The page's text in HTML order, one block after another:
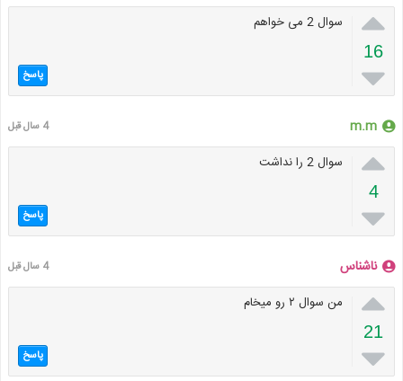

16

سوال 2 می خواهم
پاسخ
m.m 4 سال قبل

4

سوال 2 را نداشت
پاسخ
ناشناس 4 سال قبل

21

من سوال ۲ رو میخام
پاسخ